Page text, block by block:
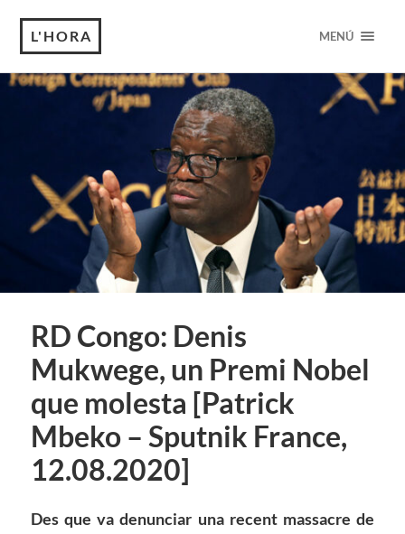
L'HORA MENÚ
RD Congo: Denis
Mukwege, un Premi Nobel
que molesta [Patrick
Mbeko – Sputnik France,
12.08.2020]
Des que va denunciar una recent massacre de